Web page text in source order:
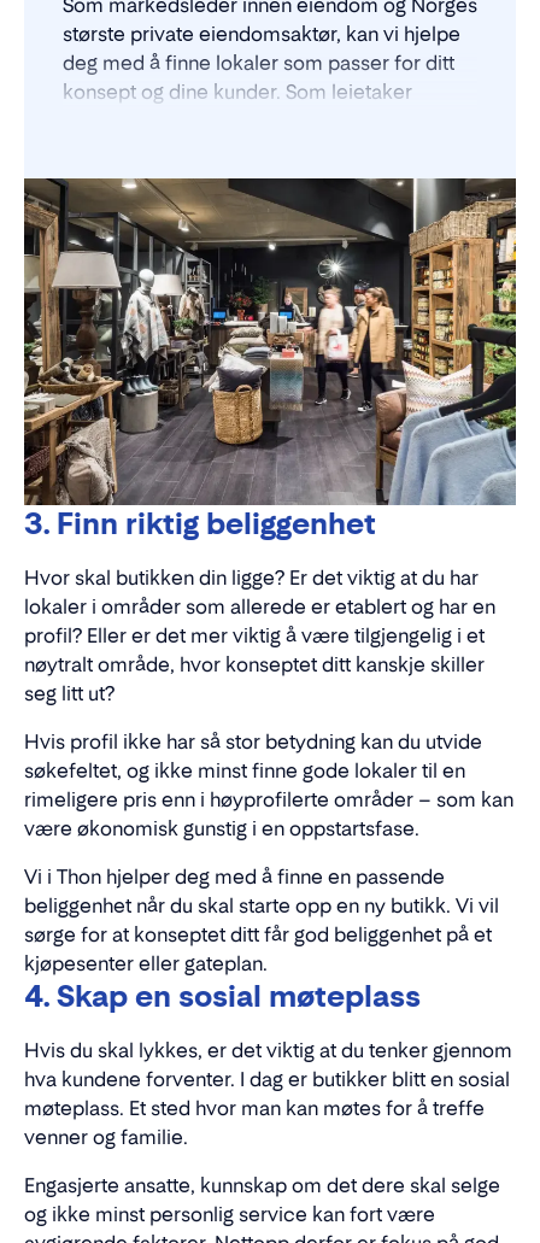
Som markedsleder innen eiendom og Norges
største private eiendomsaktør, kan vi hjelpe
deg med å finne lokaler som passer for ditt
konsept og dine kunder. Som leietaker
sikkerhet i lokalet.
Ta gjerne kontakt med oss
– vi hjelper deg på
veien til å realisere drømmen din.
3. Finn riktig beliggenhet
Hvor skal butikken din ligge? Er det viktig at du har
lokaler i områder som allerede er etablert og har en
profil? Eller er det mer viktig å være tilgjengelig i et
nøytralt område, hvor konseptet ditt kanskje skiller
seg litt ut?
Hvis profil ikke har så stor betydning kan du utvide
søkefeltet, og ikke minst finne gode lokaler til en
rimeligere pris enn i høyprofilerte områder – som kan
være økonomisk gunstig i en oppstartsfase.
Vi i Thon hjelper deg med å finne en passende
beliggenhet når du skal starte opp en ny butikk. Vi vil
sørge for at konseptet ditt får god beliggenhet på et
kjøpesenter eller gateplan.
4. Skap en sosial møteplass
Hvis du skal lykkes, er det viktig at du tenker gjennom
hva kundene forventer. I dag er butikker blitt en sosial
møteplass. Et sted hvor man kan møtes for å treffe
venner og familie.
Engasjerte ansatte, kunnskap om det dere skal selge
og ikke minst personlig service kan fort være